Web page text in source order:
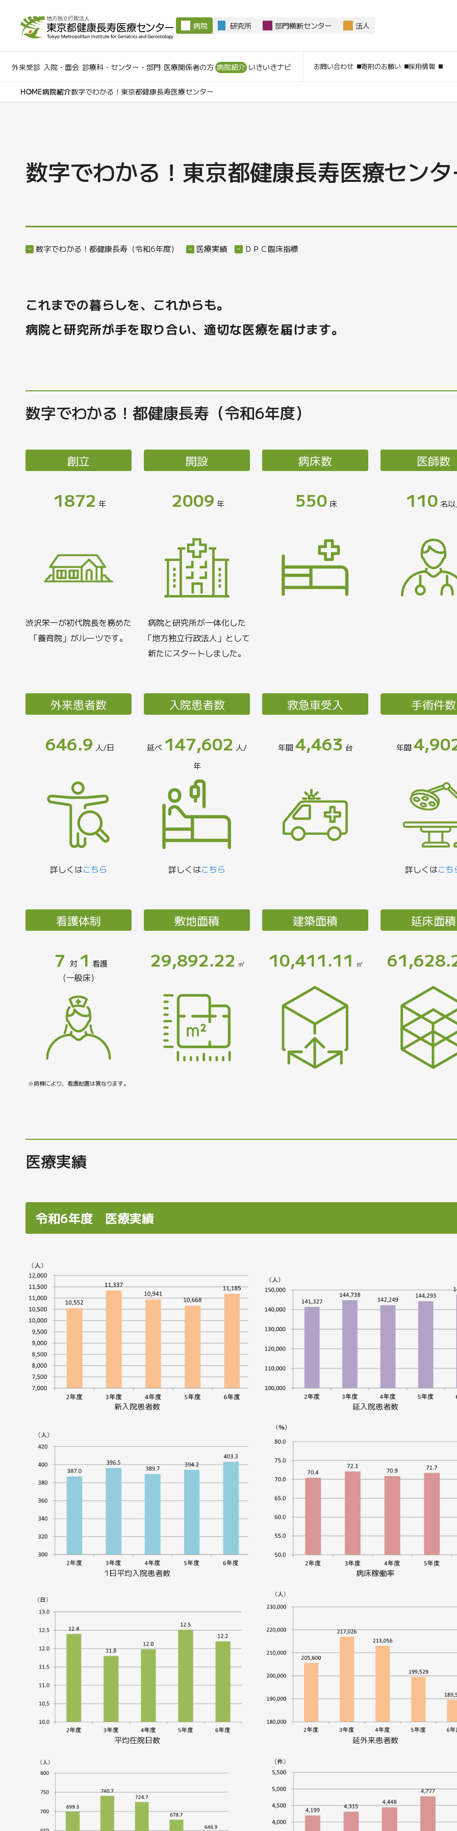
病院 研究所 部門横断センター 法人
外来受診 入院・面会 診療科・センター・部門 医療関係者の方 病院紹介 いきいきナビ お問い合わせ 寄附のお願い 採用情報
病院紹介数字でわかる！東京都健康長寿医療センター
数字でわかる！東京都健康長寿医療セン
数字でわかる！都健康長寿（令和6年度） 医療実績 ＤＰＣ臨床指標
これまでの暮らしを、これからも。
病院と研究所が手を取り合い、適切な医療を届けます。
数字でわかる！都健康長寿（令和6年度）
創立
1872 年
渋沢栄一が初代院長を務めた
「養育院」がルーツです。
開設
2009 年
病院と研究所が一体化した
「地方独立行政法人」として
新たにスタートしました。
病床数
550 床
医師数
110 名
外来患者数
646.9 人/日
詳しくはこちら
入院患者数
延べ 147,602 人/
年
詳しくはこちら
救急車受入
年間 4,463 台
手術件数
年間
詳しくはこち
看護体制
７ 対 1 看護
（一般床）
※病棟により、看護配置は異なります。
敷地面積
29,892.22 ㎡
建築面積
10,411.11 ㎡
延床面積
医療実績
令和6年度 医療実績
新入院患者数 延入院患者数
1日平均入院患者数 病床稼働率
平均在院日数 延外来患者数